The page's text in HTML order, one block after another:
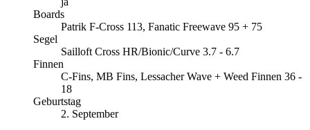
Boards
Patrik F-Cross 113, Fanatic Freewave 95 + 75
Segel
Sailloft Cross HR/Bionic/Curve 3.7 - 6.7
Finnen
C-Fins, MB Fins, Lessacher Wave + Weed Finnen 36 -
18
Geburtstag
2. September